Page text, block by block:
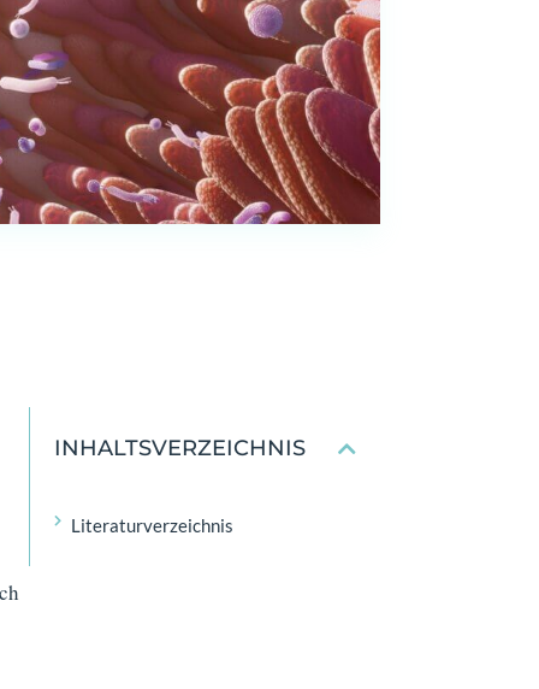
INHALTSVERZEICHNIS
Literatur­verzeichnis